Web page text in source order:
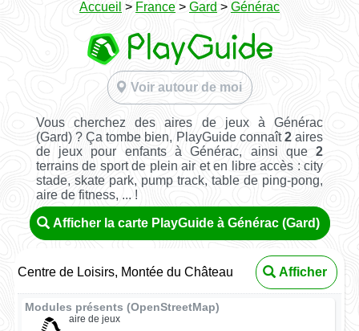
Accueil > France > Gard > Générac
Voir autour de moi
Vous cherchez des aires de jeux à Générac
(Gard) ? Ça tombe bien, PlayGuide connaît2 aires
de jeux pour enfants à Générac, ainsi que2
terrains de sport de plein air et en libre accès : city
stade, skate park, pump track, table de ping-pong,
aire de fitness, ... !
Afficher la carte PlayGuide à Générac (Gard)
Centre de Loisirs, Montée du Château Afficher
Modules présents (OpenStreetMap)
aire de jeux